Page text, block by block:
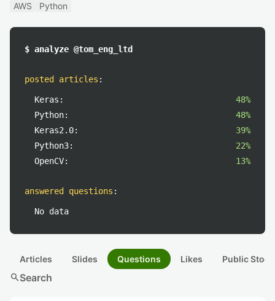
AWS
Python
$ analyze @tom_eng_ltd
posted articles :
Keras:
48%
Python:
48%
Keras2.0:
39%
Python3:
22%
OpenCV:
13%
answered questions :
No data
Articles Slides Questions Likes Public
searchSearch